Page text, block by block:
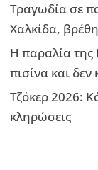
Τραγωδία σε
Χαλκίδα,
Η παραλία της
πισίνα και δεν
Τζόκερ 2026:
κληρώσεις